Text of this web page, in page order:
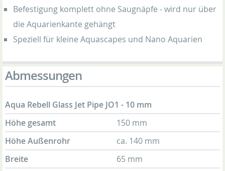
Befestigung komplett ohne Saugnäpfe - wird nur über
die Aquarienkante gehängt
Speziell für kleine Aquascapes und Nano Aquarien
Abmessungen
Aqua Rebell Glass Jet Pipe JO1 - 10 mm
Höhe gesamt
150 mm
Höhe Außenrohr
ca. 140 mm
Breite
65 mm